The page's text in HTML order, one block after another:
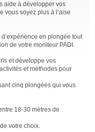
aide à développer vos
vous soyez plus à l’aise
en plongée tout
de votre moniteur PADI.
et développe vos
et méthodes pour
cinq plongées qui vous
18-30 mètres de
votre choix.